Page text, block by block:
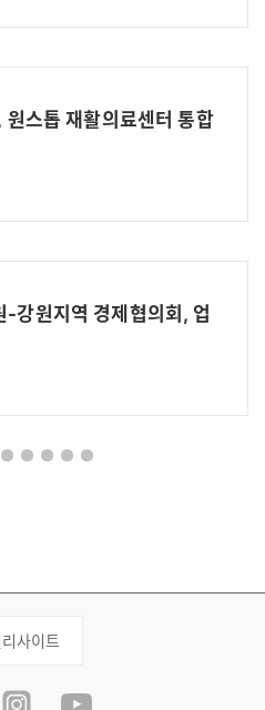
스톱 재활의료센터 통합
강원지역 경제협의회, 업
사이트